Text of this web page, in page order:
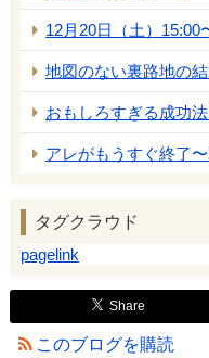
12月20日（土）15:00
地図のない裏路地の
アレがもうすぐ終了
タグクラウド
pagelink
Share
このブログを購読